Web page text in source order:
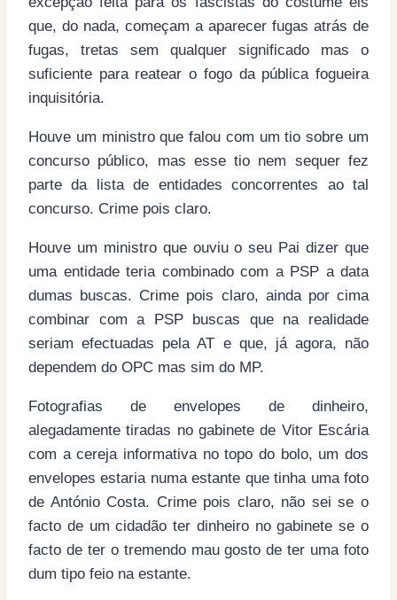
que, do nada, começam a aparecer fugas atrás de
fugas, tretas sem qualquer significado mas o
suficiente para reatear o fogo da pública fogueira
inquisitória.
Houve um ministro que falou com um tio sobre um
concurso público, mas esse tio nem sequer fez
parte da lista de entidades concorrentes ao tal
concurso. Crime pois claro.
Houve um ministro que ouviu o seu Pai dizer que
uma entidade teria combinado com a PSP a data
dumas buscas. Crime pois claro, ainda por cima
combinar com a PSP buscas que na realidade
seriam efectuadas pela AT e que, já agora, não
dependem do OPC mas sim do MP.
Fotografias de envelopes de dinheiro,
alegadamente tiradas no gabinete de Vitor Escária
com a cereja informativa no topo do bolo, um dos
envelopes estaria numa estante que tinha uma foto
de António Costa. Crime pois claro, não sei se o
facto de um cidadão ter dinheiro no gabinete se o
facto de ter o tremendo mau gosto de ter uma foto
dum tipo feio na estante.